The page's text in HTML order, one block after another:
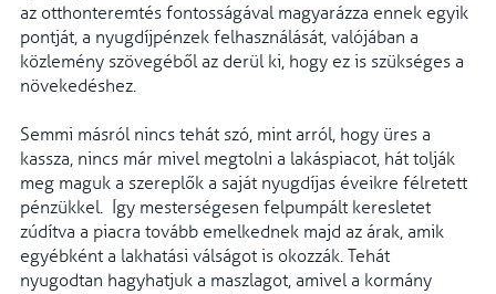
az otthonteremtés fontosságával magyarázza ennek egyik
pontját, a nyugdíjpénzek felhasználását, valójában a
közlemény szövegéből az derül ki, hogy ez is szükséges a
növekedéshez.
Semmi másról nincs tehát szó, mint arról, hogy üres a
kassza, nincs már mivel megtolni a lakáspiacot, hát tolják
meg maguk a szereplők a saját nyugdíjas éveikre félretett
pénzükkel. Így mesterségesen felpumpált keresletet
zúdítva a piacra tovább emelkednek majd az árak, amik
egyébként a lakhatási válságot is okozzák. Tehát
nyugodtan hagyhatjuk a maszlagot, amivel a kormány